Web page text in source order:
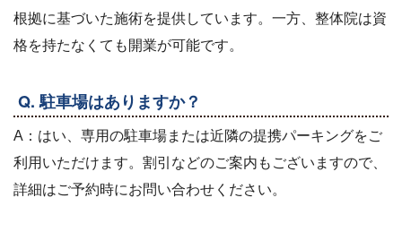
根拠に基づいた施術を提供しています。一方、整体院は資
格を持たなくても開業が可能です。
Q. 駐車場はありますか？
A：はい、専用の駐車場または近隣の提携パーキングをご
利用いただけます。割引などのご案内もございますので、
詳細はご予約時にお問い合わせください。